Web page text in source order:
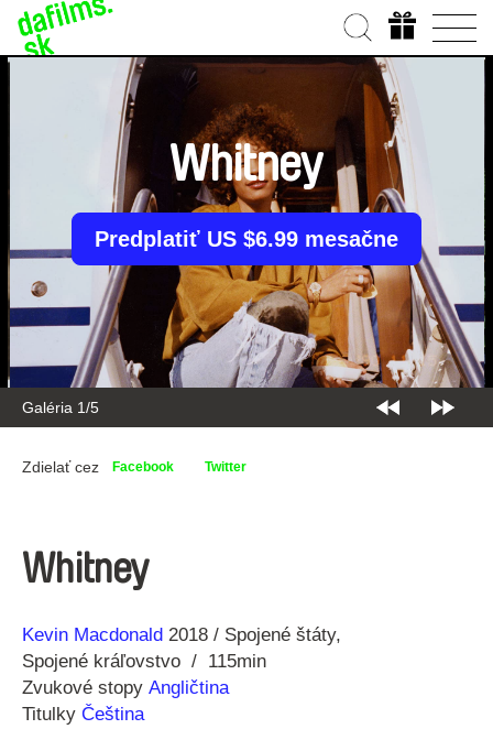
Galéria 1/5
Whitney
Predplatiť US $6.99 mesačne
Zdielať cez Facebook Twitter
Whitney
Réžia
Kevin Macdonald
Rok
výroby
2018
Spojené štáty
Spojené kráľovstvo
115min
Zvukové stopy Angličtina
Titulky Čeština